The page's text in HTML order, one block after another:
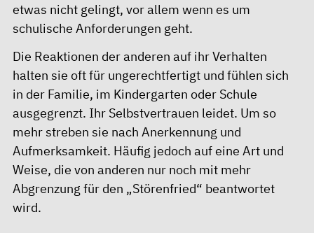
etwas nicht gelingt, vor allem wenn es um
schulische Anforderungen geht.
Die Reaktionen der anderen auf ihr Verhalten
halten sie oft für ungerechtfertigt und fühlen sich
in der Familie, im Kindergarten oder Schule
ausgegrenzt. Ihr Selbstvertrauen leidet. Um so
mehr streben sie nach Anerkennung und
Aufmerksamkeit. Häufig jedoch auf eine Art und
Weise, die von anderen nur noch mit mehr
Abgrenzung für den „Störenfried“ beantwortet
wird.